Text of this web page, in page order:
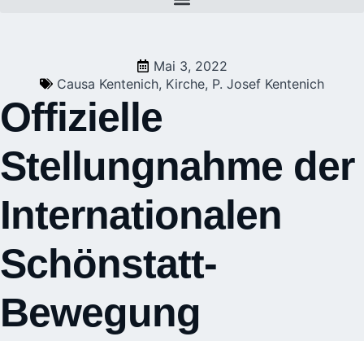
Mai 3, 2022
Causa Kentenich, Kirche, P. Josef Kentenich
Offizielle
Stellungnahme der
Internationalen
Schönstatt-
Bewegung